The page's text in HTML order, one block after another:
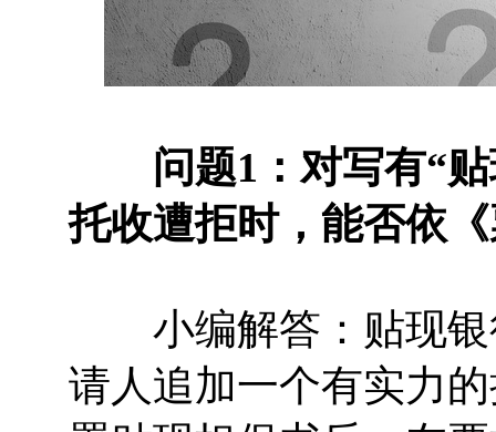
问题1：对写有“贴
托收遭拒时，能否依
小编解答：贴现银
请人追加一个有实力